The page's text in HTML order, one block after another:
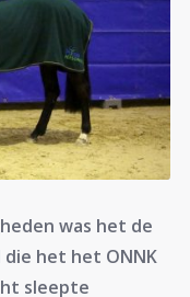
was het de
die het het ONNK
sleepte